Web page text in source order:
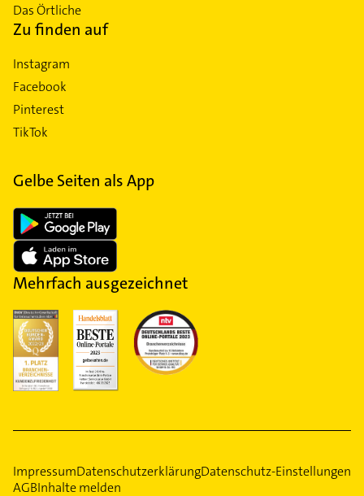
Das Örtliche
Zu finden auf
Instagram
Facebook
Pinterest
TikTok
Gelbe Seiten als App
Mehrfach ausgezeichnet
ImpressumDatenschutzerklärungDatenschutz-Einstellungen
AGBInhalte melden